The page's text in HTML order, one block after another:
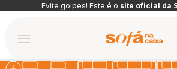
Pular para o conteúdoEvite golpes! Este é o site oficial da
Abrir menu de navegação
Sofá na Caixa